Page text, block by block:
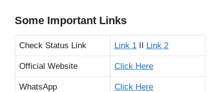
Some Important Links
Check Status Link Link 1 II Link 2
Official Website Click Here
WhatsApp Click Here